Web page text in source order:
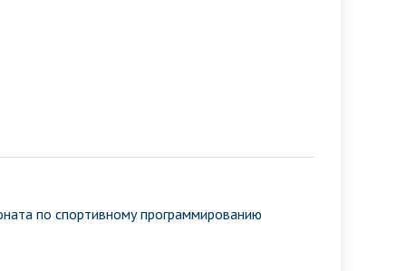
по спортивному программированию